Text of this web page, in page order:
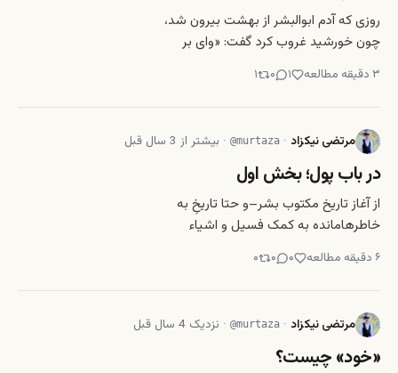
روزی که آدم ابوالبشر از بهشت بیرون شد،
چون خورشید غروب کرد گفت: «وای بر
من، به سبب گناه من تمام جهان تاریک
می‌شود و به زودی به ظلمات و نیستی باز
خواهد گشت. این همان مرگ است که
خداوند چون از بهشت اخراجم کرد، مرا
بدان محکوم کرد.» پس تمام شب ر
۳ دقیقه مطالعه ۱ ۰ ۱
مرتضی نیکزاد ·
@murtaza
· بیشتر از 3 سال قبل
در باب پول؛ بخش اول
از آغاز تاریخ مکتوب بشر–و حتا تاریخِ به
خاطرهامانده به کمک فسیل و اشیاء
باستانی–تا هنوز انسان‌ها در یک رابطه‌ی
وسواسی با پول بوده‌اند. رد پای پول را
می‌شود در هر اجتماع انسانی که
شکارچی‌گری را پشت سر گذاشته، دید. اگر
با دقت بیشتر و به کمک ذ
۶ دقیقه مطالعه ۰ ۰ ۰
مرتضی نیکزاد ·
@murtaza
· نزدیک 4 سال قبل
«خود» چیست؟